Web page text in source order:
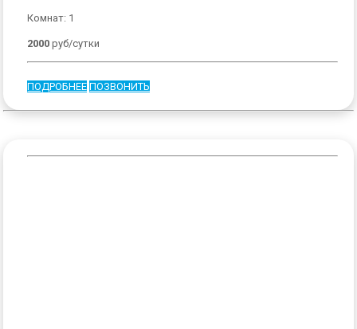
Комнат: 1
2000 руб/сутки
ПОДРОБНЕЕ ПОЗВОНИТЬ